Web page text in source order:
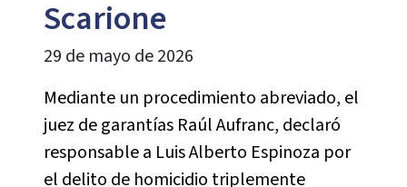
Scarione
29 de mayo de 2026
Mediante un procedimiento abreviado, el
juez de garantías Raúl Aufranc, declaró
responsable a Luis Alberto Espinoza por
el delito de homicidio triplemente